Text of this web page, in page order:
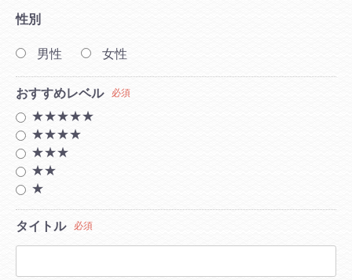
性別
男性 女性
おすすめレベル 必須
★★★★★
★★★★
★★★
★★
★
タイトル 必須